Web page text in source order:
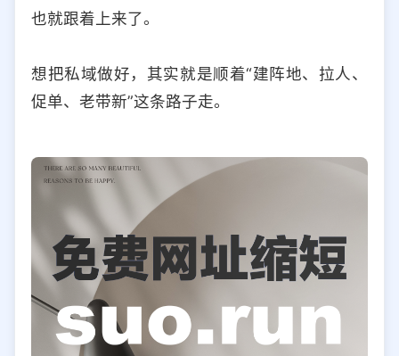
也就跟着上来了。
想把私域做好，其实就是顺着“建阵地、拉人、
促单、老带新”这条路子走。